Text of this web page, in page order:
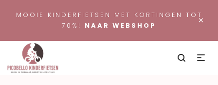
×
MOOIE KINDERFIETSEN MET KORTINGEN TOT
70%! NAAR WEBSHOP